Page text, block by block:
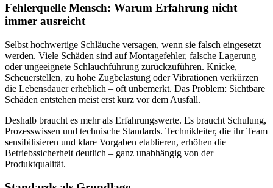
Fehlerquelle Mensch: Warum Erfahrung nicht
immer ausreicht
Selbst hochwertige Schläuche versagen, wenn sie falsch eingesetzt
werden. Viele Schäden sind auf Montagefehler, falsche Lagerung
oder ungeeignete Schlauchführung zurückzuführen. Knicke,
Scheuerstellen, zu hohe Zugbelastung oder Vibrationen verkürzen
die Lebensdauer erheblich – oft unbemerkt. Das Problem: Sichtbare
Schäden entstehen meist erst kurz vor dem Ausfall.
Deshalb braucht es mehr als Erfahrungswerte. Es braucht Schulung,
Prozesswissen und technische Standards. Technikleiter, die ihr Team
sensibilisieren und klare Vorgaben etablieren, erhöhen die
Betriebssicherheit deutlich – ganz unabhängig von der
Produktqualität.